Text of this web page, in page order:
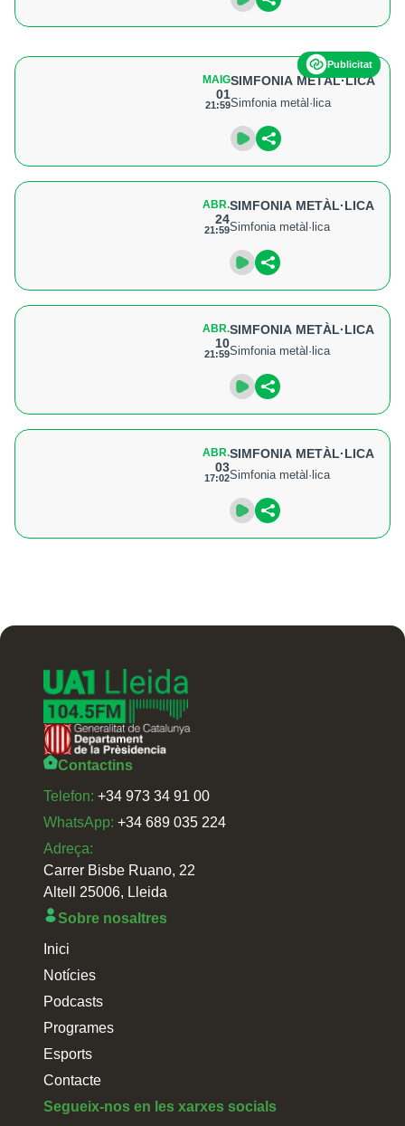
Publicitat
MAIG
01
21:59
SIMFONIA METÀL·LICA
Simfonia metàl·lica
ABR.
24
21:59
SIMFONIA METÀL·LICA
Simfonia metàl·lica
ABR.
10
21:59
SIMFONIA METÀL·LICA
Simfonia metàl·lica
ABR.
03
17:02
SIMFONIA METÀL·LICA
Simfonia metàl·lica
Contactins
Telefon: +34 973 34 91 00
WhatsApp: +34 689 035 224
Adreça:
Carrer Bisbe Ruano, 22
Altell 25006, Lleida
Sobre nosaltres
Inici
Notícies
Podcasts
Programes
Esports
Contacte
Segueix-nos en les xarxes socials